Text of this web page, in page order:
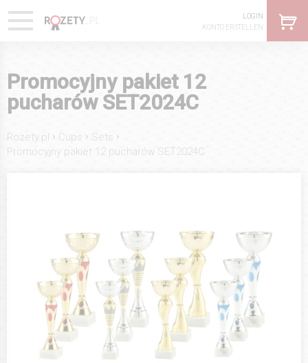
LOGIN
KONTO ERSTELLEN
Promocyjny pakiet 12
pucharów SET2024C
Rozety.pl › Cups › Sets ›
Promocyjny pakiet 12 pucharów SET2024C